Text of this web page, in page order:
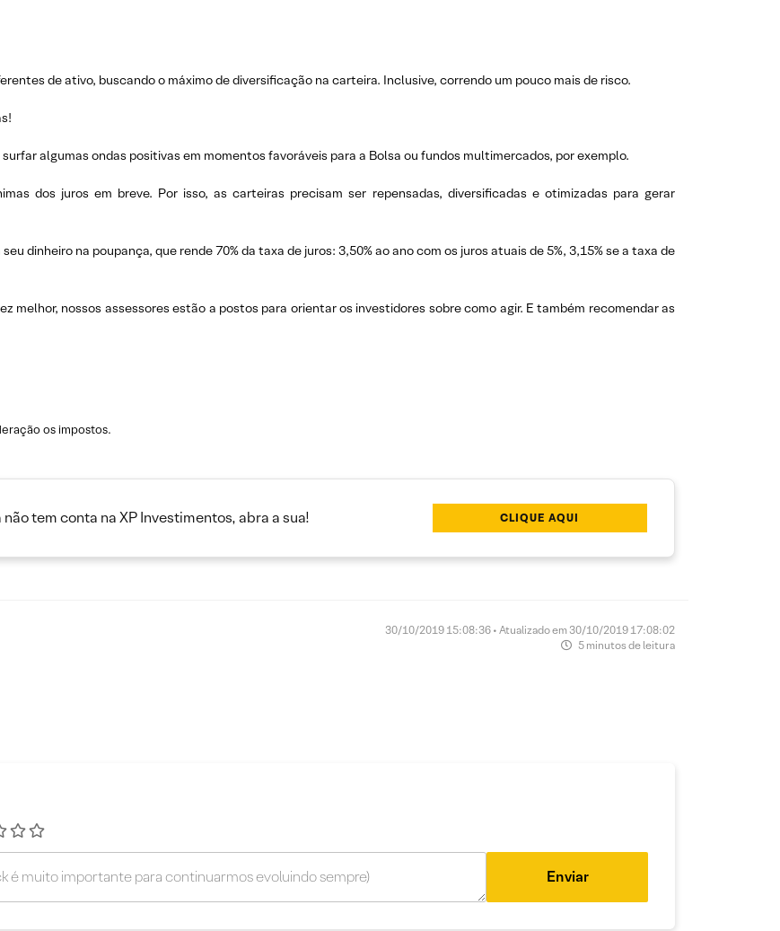
de ativo, buscando o máximo de diversificação na carteira. Inclusive, correndo um pouco mais de risco.
algumas ondas positivas em momentos favoráveis para a Bolsa ou fundos multimercados, por exemplo.
dos juros em breve. Por isso, as carteiras precisam ser repensadas, diversificadas e otimizadas para gerar
dinheiro na poupança, que rende 70% da taxa de juros: 3,50% ao ano com os juros atuais de 5%, 3,15% se a taxa de
melhor, nossos assessores estão a postos para orientar os investidores sobre como agir. E também recomendar as
os impostos.
não tem conta na XP Investimentos, abra a sua! CLIQUE AQUI
30/10/2019 15:08:36 • Atualizado em 30/10/2019 17:08:02
5 minutos de leitura
Enviar